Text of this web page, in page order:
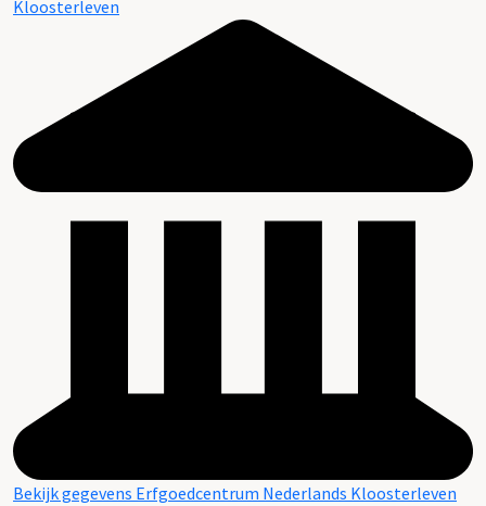
Kloosterleven
Bekijk gegevens Erfgoedcentrum Nederlands Kloosterleven